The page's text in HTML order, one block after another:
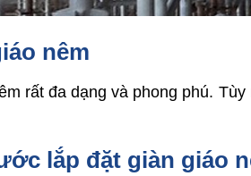
nêm
rất đa dạng và phong phú.
lắp đặt giàn giáo